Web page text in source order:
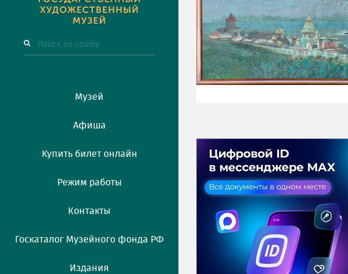
Музей
Афиша
Купить билет онлайн
Режим работы
Контакты
Госкаталог Музейного фонда РФ
Издания